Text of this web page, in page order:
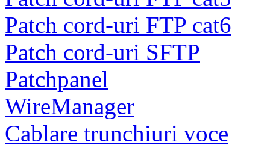
Patch cord-uri FTP cat6
Patch cord-uri SFTP
Patchpanel
WireManager
Cablare trunchiuri voce